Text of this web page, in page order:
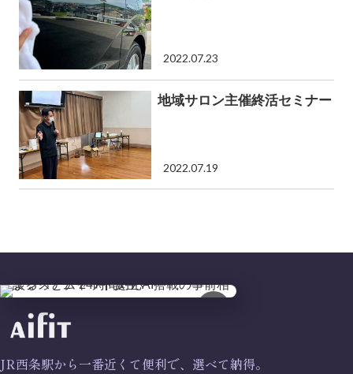
2022.07.23
地域サロン主催終活セミナー
2022.07.19
JR西条駅から一番近くて便利で、選べて納得。